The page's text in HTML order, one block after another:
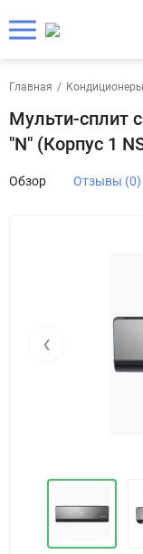
Главная / Кондиционеры
Мульти-сплит
"N" (Корпус 1
Обзор Отзывы (0)
‹